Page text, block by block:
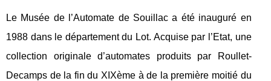
Le Musée de l’Automate de Souillac a été inauguré en
1988 dans le département du Lot. Acquise par l’Etat, une
collection originale d’automates produits par Roullet-
Decamps de la fin du XIXème à de la première moitié du